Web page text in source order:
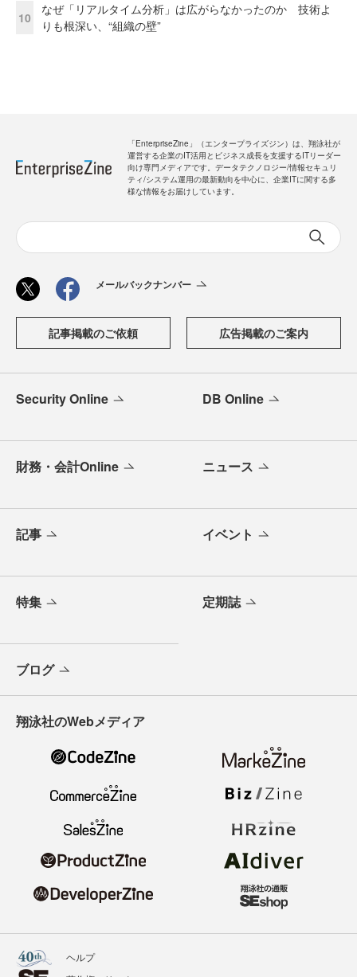
10
なぜ「リアルタイム分析」は広がらなかったのか 技術よ
りも根深い、“組織の壁”
「EnterpriseZine」（エンタープライズジン）は、翔泳社が
運営する企業のIT活用とビジネス成長を支援するITリーダー
向け専門メディアです。データテクノロジー/情報セキュリ
ティ/システム運用の最新動向を中心に、企業ITに関する多
様な情報をお届けしています。
メールバックナンバー
記事掲載のご依頼 広告掲載のご案内
Security Online DB Online
財務・会計Online ニュース
記事 イベント
特集 定期誌
ブログ
翔泳社のWebメディア
ヘルプ